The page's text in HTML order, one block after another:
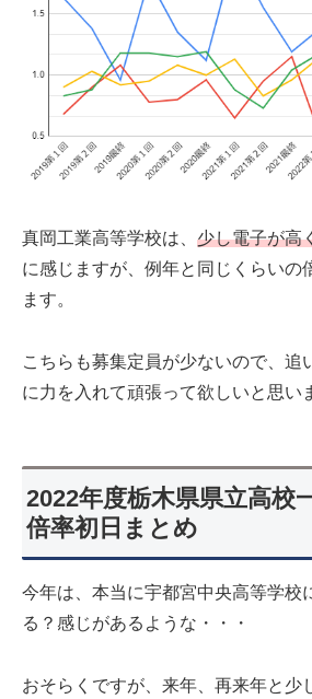
真岡工業高等学校は、 少し電子が高
に感じますが、例年と同じくらいの
ます。
こちらも募集定員が少ないので、追
に力を入れて頑張って欲しいと思い
2022年度栃木県県立高校
倍率初日まとめ
今年は、本当に宇都宮中央高等学校
る？感じがあるような・・・
おそらくですが、来年、再来年と少